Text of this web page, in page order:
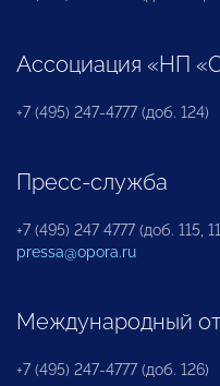
Ассоциация «НП
+7 (495) 247-4777 (доб. 124)
Пресс-служба
+7 (495) 247 4777 (доб. 115,
pressa@opora.ru
Международный
+7 (495) 247-4777 (доб. 126)